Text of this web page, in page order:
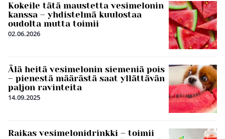
Kokeile tätä maustetta vesimelonin
kanssa – yhdistelmä kuulostaa
oudolta mutta toimii
02.06.2026
Älä heitä vesimelonin siemeniä pois
– pienestä määrästä saat yllättävän
paljon ravinteita
14.09.2025
Raikas vesimelonidrinkki – toimii